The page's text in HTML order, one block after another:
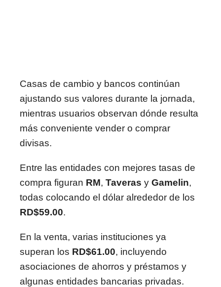
Casas de cambio y bancos continúan
ajustando sus valores durante la jornada,
mientras usuarios observan dónde resulta
más conveniente vender o comprar
divisas.
Entre las entidades con mejores tasas de
compra figuran RM, Taveras y Gamelin,
todas colocando el dólar alrededor de los
RD$59.00.
En la venta, varias instituciones ya
superan los RD$61.00, incluyendo
asociaciones de ahorros y préstamos y
algunas entidades bancarias privadas.